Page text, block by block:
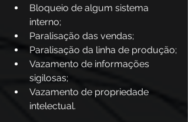
Bloqueio de algum sistema
interno;
Paralisação das vendas;
Paralisação da linha de produção;
Vazamento de informações
sigilosas;
Vazamento de propriedade
intelectual.